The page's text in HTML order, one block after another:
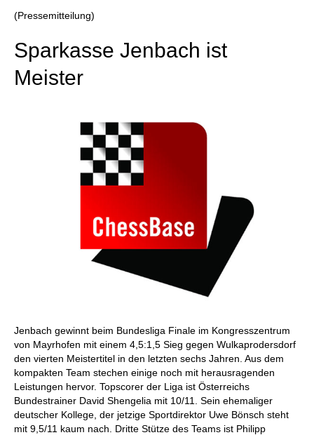
(Pressemitteilung)
Sparkasse Jenbach ist
Meister
Jenbach gewinnt beim Bundesliga Finale im Kongresszentrum
von Mayrhofen mit einem 4,5:1,5 Sieg gegen Wulkaprodersdorf
den vierten Meistertitel in den letzten sechs Jahren. Aus dem
kompakten Team stechen einige noch mit herausragenden
Leistungen hervor. Topscorer der Liga ist Österreichs
Bundestrainer David Shengelia mit 10/11. Sein ehemaliger
deutscher Kollege, der jetzige Sportdirektor Uwe Bönsch steht
mit 9,5/11 kaum nach. Dritte Stütze des Teams ist Philipp